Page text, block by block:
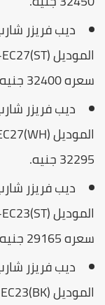
32400 جنيه.
جنيه.
29165 جنيه.